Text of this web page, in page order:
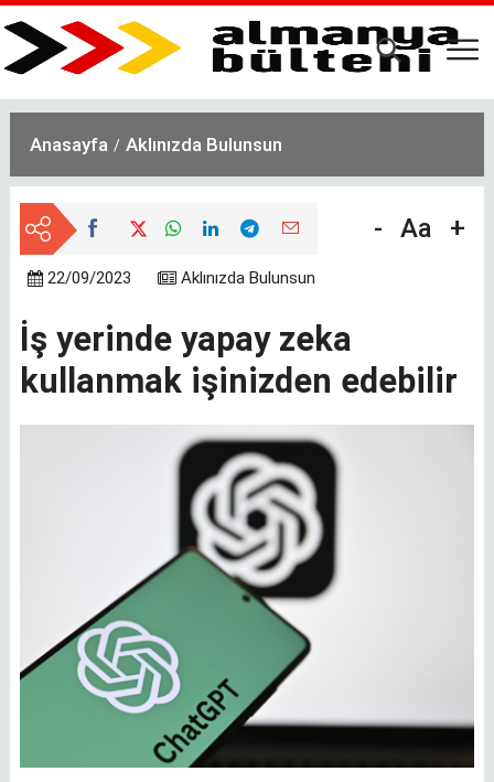
Ana
içeriğe
Anasayfa Aklınızda Bulunsun
- Aa +
22/09/2023 Aklınızda Bulunsun
İş yerinde yapay zeka
kullanmak işinizden edebilir